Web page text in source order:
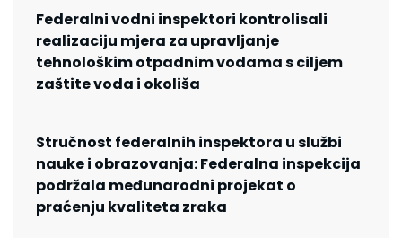
Federalni vodni inspektori kontrolisali
realizaciju mjera za upravljanje
tehnološkim otpadnim vodama s ciljem
zaštite voda i okoliša
Stručnost federalnih inspektora u službi
nauke i obrazovanja: Federalna inspekcija
podržala međunarodni projekat o
praćenju kvaliteta zraka